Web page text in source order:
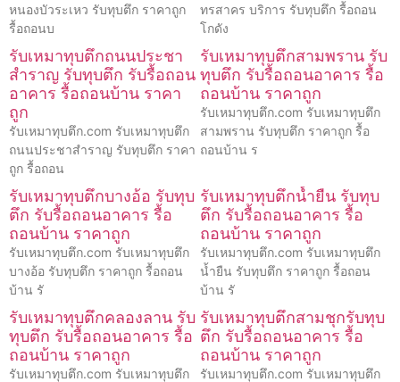
หนองบัวระเหว รับทุบตึก ราคาถูก
รื้อถอนบ
ทรสาคร บริการ รับทุบตึก รื้อถอน
โกดัง
รับเหมาทุบตึกถนนประชา
สำราญ รับทุบตึก รับรื้อถอน
อาคาร รื้อถอนบ้าน ราคา
ถูก
รับเหมาทุบตึก.com รับเหมาทุบตึก
ถนนประชาสำราญ รับทุบตึก ราคา
ถูก รื้อถอน
รับเหมาทุบตึกสามพราน รับ
ทุบตึก รับรื้อถอนอาคาร รื้อ
ถอนบ้าน ราคาถูก
รับเหมาทุบตึก.com รับเหมาทุบตึก
สามพราน รับทุบตึก ราคาถูก รื้อ
ถอนบ้าน ร
รับเหมาทุบตึกบางอ้อ รับทุบ
ตึก รับรื้อถอนอาคาร รื้อ
ถอนบ้าน ราคาถูก
รับเหมาทุบตึก.com รับเหมาทุบตึก
บางอ้อ รับทุบตึก ราคาถูก รื้อถอน
บ้าน รั
รับเหมาทุบตึกน้ำยืน รับทุบ
ตึก รับรื้อถอนอาคาร รื้อ
ถอนบ้าน ราคาถูก
รับเหมาทุบตึก.com รับเหมาทุบตึก
น้ำยืน รับทุบตึก ราคาถูก รื้อถอน
บ้าน รั
รับเหมาทุบตึกคลองลาน รับ
ทุบตึก รับรื้อถอนอาคาร รื้อ
ถอนบ้าน ราคาถูก
รับเหมาทุบตึก.com รับเหมาทุบตึก
รับเหมาทุบตึกสามชุกรับทุบ
ตึก รับรื้อถอนอาคาร รื้อ
ถอนบ้าน ราคาถูก
รับเหมาทุบตึก.com รับเหมาทุบตึก